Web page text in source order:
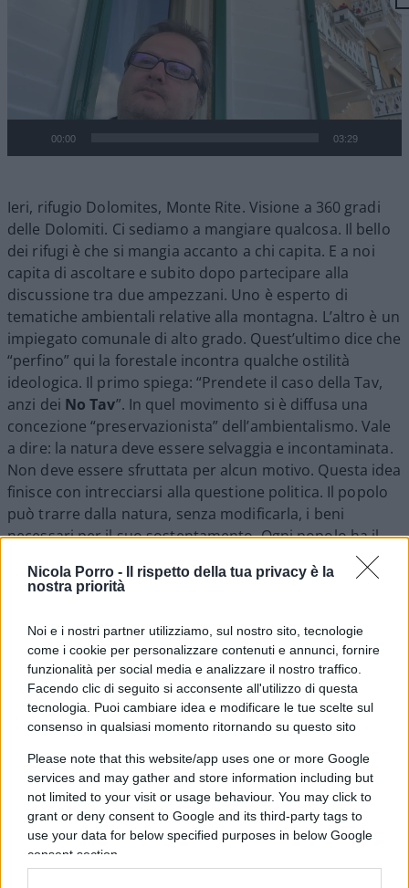
Nicola Porro -
Il rispetto della tua privacy è la
nostra priorità
Noi e i nostri partner utilizziamo, sul nostro sito, tecnologie
come i cookie per personalizzare contenuti e annunci, fornire
funzionalità per social media e analizzare il nostro traffico.
Facendo clic di seguito si acconsente all'utilizzo di questa
tecnologia. Puoi cambiare idea e modificare le tue scelte sul
consenso in qualsiasi momento ritornando su questo sito
Please note that this website/app uses one or more Google
services and may gather and store information including but
not limited to your visit or usage behaviour. You may click to
grant or deny consent to Google and its third-party tags to
use your data for below specified purposes in below Google
consent section.
00:00 03:29
Ieri, rifugio Dolomites, Monte Rite. Visione a 360 gradi
delle Dolomiti. Ci sediamo a mangiare qualcosa. Il bello
dei rifugi è che si mangia accanto a chi capita. E a noi
capita di ascoltare e subito dopo partecipare alla
discussione tra due ampezzani. Uno è esperto di
tematiche ambientali relative alla montagna. L’altro è un
impiegato comunale di alto grado. Quest’ultimo dice che
“perfino” qui la forestale incontra qualche ostilità
ideologica. Il primo spiega: “Prendete il caso della Tav,
anzi dei No Tav”. In quel movimento si è diffusa una
concezione “preservazionista” dell’ambientalismo. Vale
a dire: la natura deve essere selvaggia e incontaminata.
Non deve essere sfruttata per alcun motivo. Questa idea
finisce con intrecciarsi alla questione politica. Il popolo
può trarre dalla natura, senza modificarla, i beni
necessari per il suo sostentamento. Ogni popolo ha il
dovere di opporsi a chi vuole toccare il territorio per i
propri fini. Per questo l’alta velocità deve essere
Su una cosa i due commensali concordano:
l’atteggiamento “preservazionista”provoca gravissimi
danni proprio alla natura. In montagna, in particolare,
l’intervento umano è indispensabile per preservare
correttamente l’ambiente. I pratoni vanno curati, come i
sentieri. Il letto dei fiumi va ripulito. Le frane devono
essere rimosse e messe in sicurezza.
Quello che non entra nella testa degliambientalisti
radicaliè il fatto che, in montagna, cultura e natura o se
preferite storia umana e natura sono inscindibili fin
dalla notte dei tempi. Dare un’occhiata alleleggende
ancestrali, primitive, di queste valli chiarisce bene